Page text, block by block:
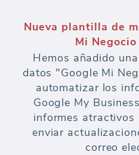
Nueva plantilla de
Mi
Hemos añadido
datos "Google Mi
automatizar los
Google My
informes
enviar
correo